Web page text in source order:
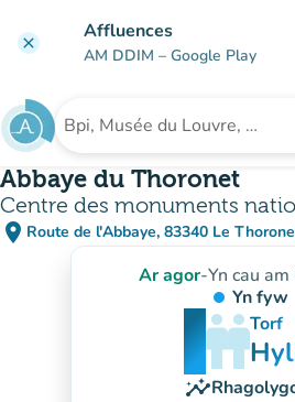
clear Affluences
AM DDIM – Google Play
Chwilio am sefydliad
Abbaye du Thoronet
Centre des monuments
place Route de l'Abbaye, 83340 Le(agor yn Google
(tab newydd)
Ar agor-Yn cau
Yn fyw
man
man
man
Torf
insights